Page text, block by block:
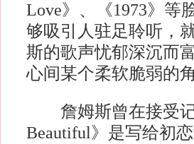
Love》、《1973》等
够吸引人驻足聆听，
斯的歌声忧郁深沉而
心间某个柔软脆弱的
詹姆斯曾在接受记
Beautiful》是写给初